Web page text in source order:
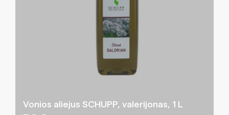
Vonios aliejus SCHUPP, valerijonas, 1 L